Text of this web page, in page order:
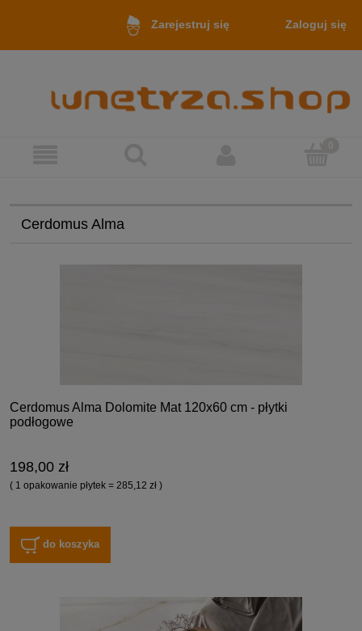
Zarejestruj się Zaloguj się
Cerdomus Alma
Cerdomus Alma Dolomite Mat 120x60 cm - płytki
podłogowe
198,00 zł
( 1 opakowanie płytek = 285,12 zł )
do koszyka